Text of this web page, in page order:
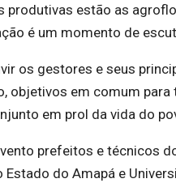
produtivas estão as
é um momento de
os gestores e seus
objetivos em comum
em prol da vida do
prefeitos e técnicos
Estado do Amapá e